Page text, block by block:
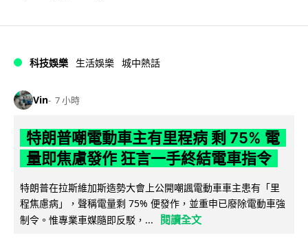
科技娛樂 生活娛樂 城中熱話
Vin 7 小時
特朗普嘲電動車主有里程病 剩 75% 電
量即焦慮發作 狂言一手終結電車指令
特朗普在拉斯維加斯造勢大會上公開嘲諷電動車車主患有「里
程焦慮病」，聲稱電量剩 75% 便發作，並重申已廢除電動車強
制令。惟專業車媒隨即反駁，...
閱讀全文